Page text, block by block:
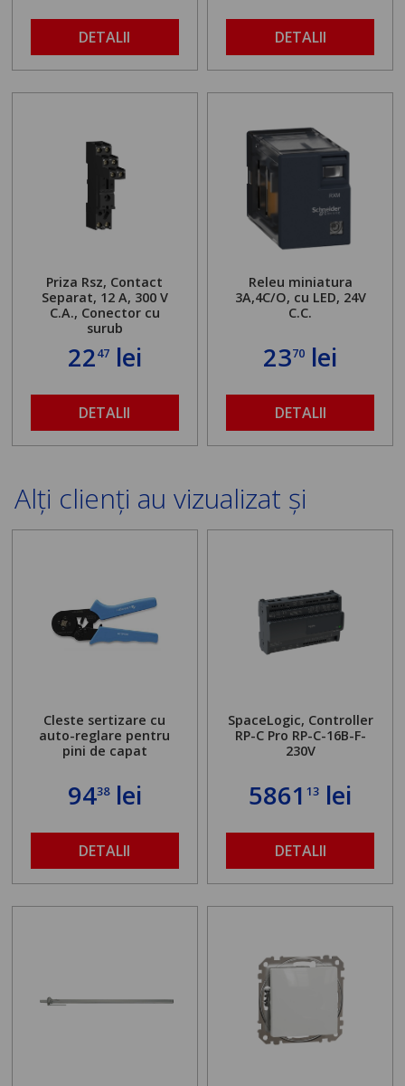
DETALII DETALII
Priza Rsz, Contact
Separat, 12 A, 300 V
C.A., Conector cu
surub
2247lei
DETALII
Releu miniatura
3A,4C/O, cu LED, 24V
C.C.
2370 lei
DETALII
Alți clienți au vizualizat și
Cleste sertizare cu
auto-reglare pentru
pini de capat
9438lei
DETALII
SpaceLogic, Controller
RP-C Pro RP-C-16B-F-
230V
586113 lei
DETALII